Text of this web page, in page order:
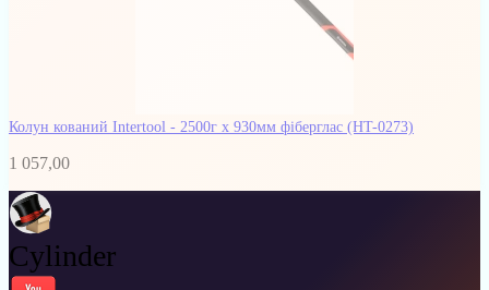
Колун кований Intertool - 2500г x 930мм фіберглас (HT-0273)
1 057,00
Cylinder